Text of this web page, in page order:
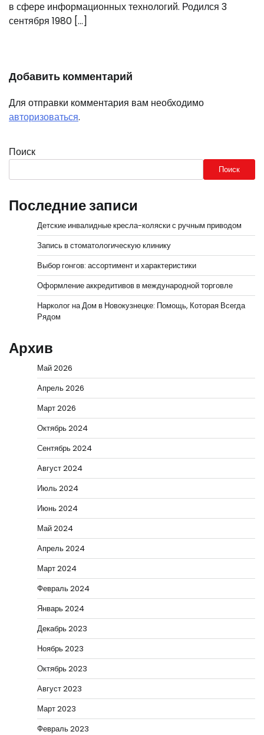
в сфере информационных технологий. Родился 3
сентября 1980 […]
Добавить комментарий
Для отправки комментария вам необходимо
авторизоваться.
Поиск
Поиск
Последние записи
Детские инвалидные кресла-коляски с ручным приводом
Запись в стоматологическую клинику
Выбор гонгов: ассортимент и характеристики
Оформление аккредитивов в международной торговле
Нарколог на Дом в Новокузнецке: Помощь, Которая Всегда
Рядом
Архив
Май 2026
Апрель 2026
Март 2026
Октябрь 2024
Сентябрь 2024
Август 2024
Июль 2024
Июнь 2024
Май 2024
Апрель 2024
Март 2024
Февраль 2024
Январь 2024
Декабрь 2023
Ноябрь 2023
Октябрь 2023
Август 2023
Март 2023
Февраль 2023